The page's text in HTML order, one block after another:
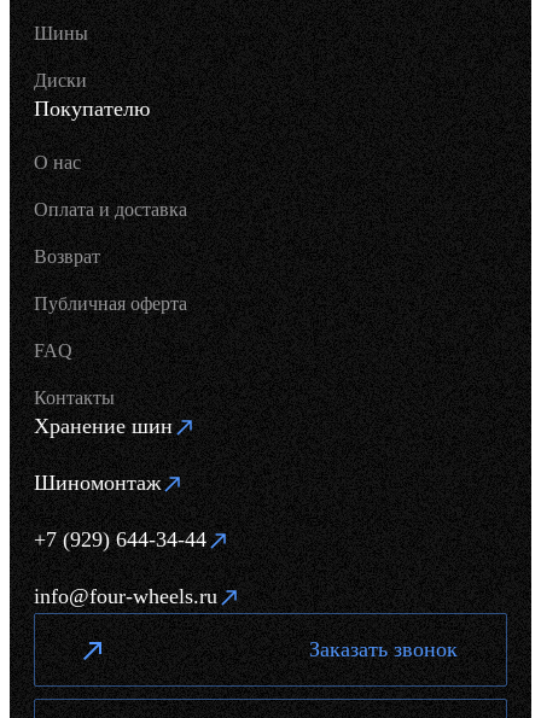
Шины
Диски
Покупателю
О нас
Оплата и доставка
Возврат
Публичная оферта
FAQ
Контакты
Хранение шин
Шиномонтаж
+7 (929) 644-34-44
info@four-wheels.ru
Заказать звонок